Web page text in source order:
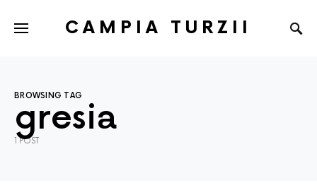
CAMPIA TURZII
BROWSING TAG
gresia
1 POST